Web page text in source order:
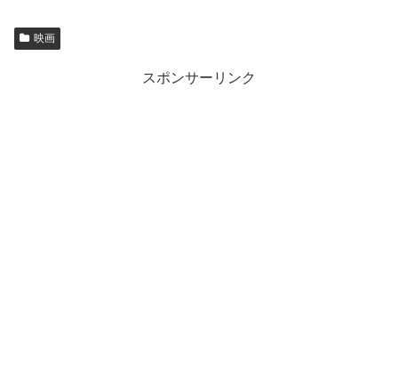
映画
スポンサーリンク